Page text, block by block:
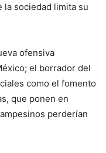
la sociedad limita su
ofensiva
el borrador del
como el fomento
que ponen en
perderían